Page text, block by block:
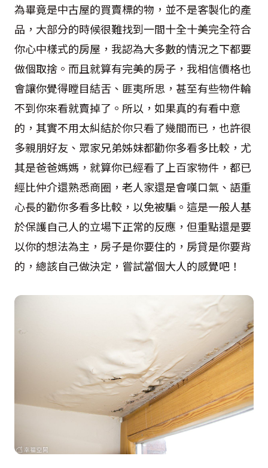
為畢竟是中古屋的買賣標的物，並不是客製化的產
品，大部分的時候很難找到一間十全十美完全符合
你心中樣式的房屋，我認為大多數的情況之下都要
做個取捨。而且就算有完美的房子，我相信價格也
會讓你覺得瞠目結舌、匪夷所思，甚至有些物件輪
不到你來看就賣掉了。所以，如果真的有看中意
的，其實不用太糾結於你只看了幾間而已，也許很
多親朋好友、眾家兄弟姊妹都勸你多看多比較，尤
其是爸爸媽媽，就算你已經看了上百家物件，都已
經比仲介還熟悉商圈，老人家還是會嘆口氣、語重
心長的勸你多看多比較，以免被騙。這是一般人基
於保護自己人的立場下正常的反應，但重點還是要
以你的想法為主，房子是你要住的，房貸是你要背
的，總該自己做決定，嘗試當個大人的感覺吧！